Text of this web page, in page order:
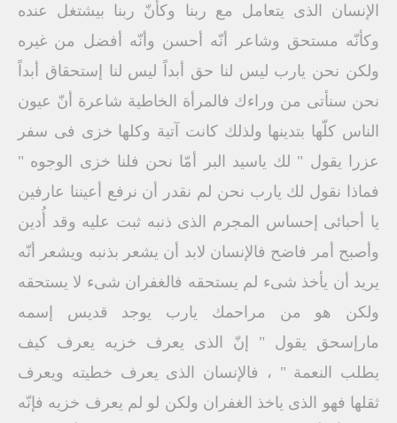
الإنسان الذى يتعامل مع ربنا وكأنّ ربنا بيشتغل عنده
وكأنّه مستحق وشاعر أنّه أحسن وأنّه أفضل من غيره
ولكن نحن يارب ليس لنا حق أبداً ليس لنا إستحقاق أبداً
نحن سنأتى من وراءك فالمرأة الخاطية شاعرة أنّ عيون
الناس كلّها بتدينها ولذلك كانت آتية وكلها خزى فى سفر
عزرا يقول " لك ياسيد البر أمّا نحن فلنا خزى الوجوه "
فماذا نقول لك يارب نحن لم نقدر أن نرفع أعيننا عارفين
يا أحبائى إحساس المجرم الذى ذنبه ثبت عليه وقد أُدين
وأصبح أمر فاضح فالإنسان لابد أن يشعر بذنبه ويشعر أنّه
يريد أن يأخذ شىء لم يستحقه فالغفران شىء لا يستحقه
ولكن هو من مراحمك يارب يوجد قديس إسمه
مارإسحق يقول " إنّ الذى يعرف خزيه يعرف كيف
يطلب النعمة " ، فالإنسان الذى يعرف خطيته ويعرف
ثقلها فهو الذى ياخذ الغفران ولكن لو لم يعرف خزيه فإنّه